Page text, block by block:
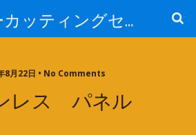
レーザーカッティングセンター 株式会社 中本鉄工所
8月22日 • No Comments
レス パネル